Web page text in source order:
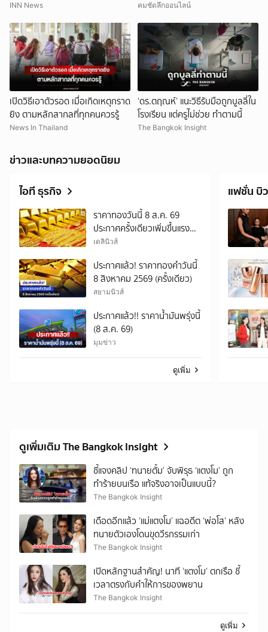
INN News คมชัดลึกออนไลน์
เปิดวิธีเอาตัวรอด เมื่อเกิดเหตุกราด
ยิง ตามหลักสากลที่ทุกคนควรรู้
News In Thailand
‘ดร.ตฤณห์’ แนะวิธีรับมือถูกบูลลี่ใน
โรงเรียน แต่ครูไม่ช่วย ทำตามนี้
The Bangkok Insight
ข่าวและบทความยอดนิยม
ไอที ธุรกิจ
ราคาทองวันนี้ 8 ส.ค. 69
ประกาศครั้งเดียวเพิ่มขึ้นแรง
450 บาท
เดลินิวส์
ประกาศแล้ว! ราคาทองคำวันนี้
8 สิงหาคม 2569 (ครั้งเดียว)
สยามนิวส์
ประกาศแล้ว!! ราคาน้ำมันพรุ่งนี้
(8 ส.ค. 69)
มุมข่าว
ดูเพิ่ม
แฟชั่น บิ
ดูเพิ่มเติม The Bangkok Insight
ชี้แจงคลิป ‘ทนายตั้ม’ จับพิรุธ ‘แตงโม’ ถูก
ทำร้ายบนเรือ แท้จริงอาจเป็นแบบนี้?
The Bangkok Insight
เดือดอีกแล้ว ‘แม่แตงโม’ แฉอดีต ‘พ่อโส’ หลัง
ทนายตัวเองโดนขุดวีรกรรมเก่า
The Bangkok Insight
เปิดหลักฐานสำคัญ! นาที ‘แตงโม’ ตกเรือ ชี้
เวลาตรงกับคำให้การของพยาน
The Bangkok Insight
ดูเพิ่ม